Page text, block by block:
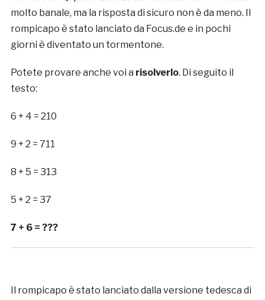
molto banale, ma la risposta di sicuro non è da meno. Il
rompicapo è stato lanciato da Focus.de e in pochi
giorni è diventato un tormentone.
Potete provare anche voi a risolverlo. Di seguito il
testo:
6 + 4 = 210
9 + 2 = 711
8 + 5 = 313
5 + 2 = 37
7 + 6 = ???
Il rompicapo è stato lanciato dalla versione tedesca di